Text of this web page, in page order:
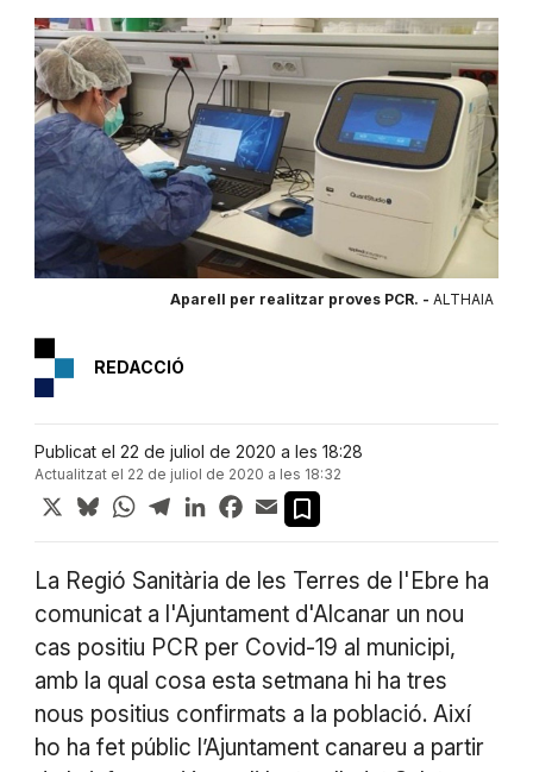
Aparell per realitzar proves PCR. - ALTHAIA
REDACCIÓ
Publicat el 22 de juliol de 2020 a les 18:28
Actualitzat el 22 de juliol de 2020 a les 18:32
X BlueskyWhatsApp
TelegramLinkedInFacebook
Email
La Regió Sanitària de les Terres de l'Ebre ha
comunicat a l'Ajuntament d'Alcanar un nou
cas positiu PCR per Covid-19 al municipi,
amb la qual cosa esta setmana hi ha tres
nous positius confirmats a la població. Així
ho ha fet públic l’Ajuntament canareu a partir